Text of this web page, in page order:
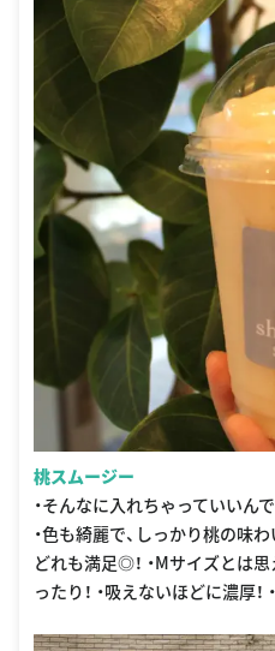
桃スムージー
・そんなに入れちゃっていいん
・色も綺麗で、しっかり桃の味わ
どれも満足◎！ ・Mサイズとは
ったり！ ・吸えないほどに濃厚！